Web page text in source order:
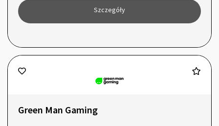
Szczegóły
Green Man Gaming